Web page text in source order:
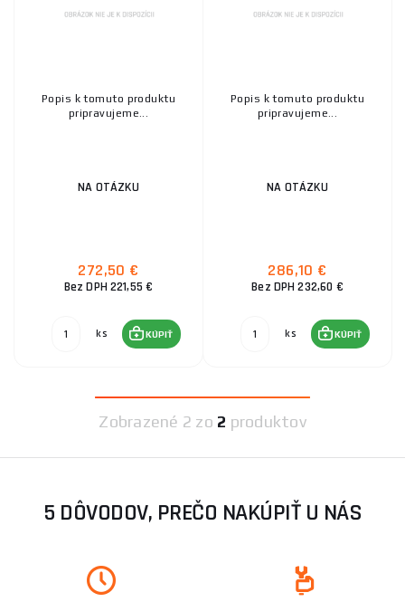
Popis k tomuto produktu
pripravujeme...
NA OTÁZKU
272,50 €
Bez DPH 221,55 €
ks KÚPIŤ
Popis k tomuto produktu
pripravujeme...
NA OTÁZKU
286,10 €
Bez DPH 232,60 €
ks KÚPIŤ
Zobrazené 2 zo 2 produktov
5 DÔVODOV, PREČO NAKÚPIŤ U NÁS